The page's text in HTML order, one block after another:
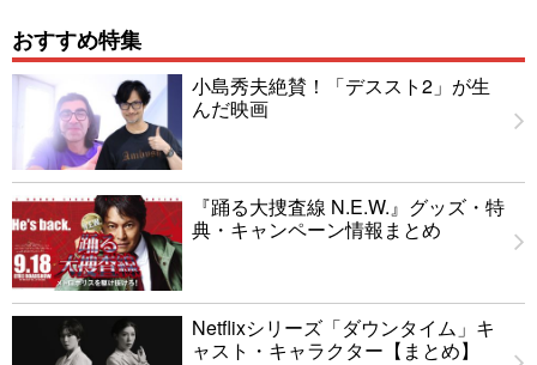
おすすめ特集
小島秀夫絶賛！「デススト2」が生
んだ映画
『踊る大捜査線 N.E.W.』グッズ・特
典・キャンペーン情報まとめ
Netflixシリーズ「ダウンタイム」キ
ャスト・キャラクター【まとめ】